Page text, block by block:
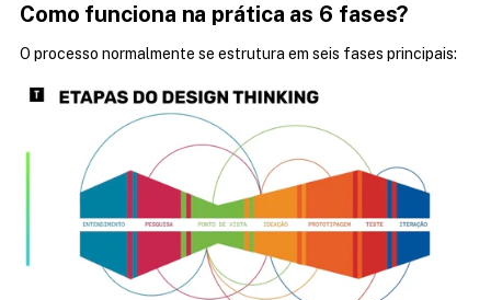
Como funciona na prática as 6 fases?
O processo normalmente se estrutura em seis fases principais: